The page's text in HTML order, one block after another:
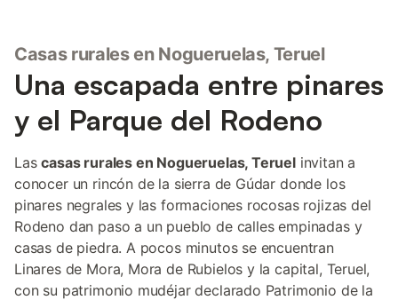
Casas rurales en Nogueruelas, Teruel
Una escapada entre pinares
y el Parque del Rodeno
Lascasas rurales en Nogueruelas, Teruelinvitan a
conocer un rincón de la sierra de Gúdar donde los
pinares negrales y las formaciones rocosas rojizas del
Rodeno dan paso a un pueblo de calles empinadas y
casas de piedra. A pocos minutos se encuentran
Linares de Mora, Mora de Rubielos y la capital, Teruel,
con su patrimonio mudéjar declarado Patrimonio de la